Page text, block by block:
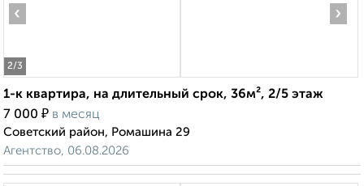
2/3
‹ ›
1-к квартира, на длительный срок, 36м², 2/5 этаж
7 000 ₽ в месяц
Советский район, Ромашина 29
Агентство, 06.08.2026